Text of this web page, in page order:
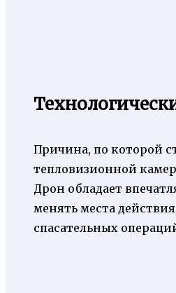
Причина, по которой
тепловизионной
Дрон обладает
менять места
спасательных